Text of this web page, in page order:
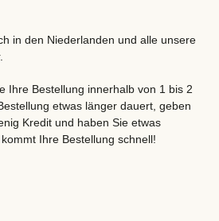
in den Niederlanden und alle unsere
Ihre Bestellung innerhalb von 1 bis 2
etwas länger dauert, geben
Kredit und haben Sie etwas
Ihre Bestellung schnell!